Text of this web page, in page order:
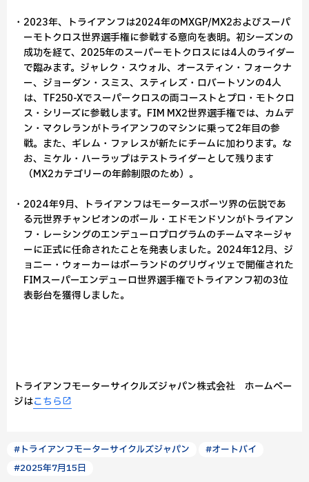
・2023年、トライアンフは2024年のMXGP/MX2およびスーパ
ーモトクロス世界選手権に参戦する意向を表明。初シーズンの
成功を経て、2025年のスーパーモトクロスには4人のライダー
で臨みます。ジャレク・スウォル、オースティン・フォークナ
ー、ジョーダン・スミス、スティレズ・ロバートソンの4人
は、TF250-Xでスーパークロスの両コーストとプロ・モトクロ
ス・シリーズに参戦します。FIM MX2世界選手権では、カムデ
ン・マクレランがトライアンフのマシンに乗って2年目の参
戦。また、ギレム・ファレスが新たにチームに加わります。な
お、ミケル・ハーラップはテストライダーとして残ります
（MX2カテゴリーの年齢制限のため）。
・2024年9月、トライアンフはモータースポーツ界の伝説であ
る元世界チャンピオンのポール・エドモンドソンがトライアン
フ・レーシングのエンデューロプログラムのチームマネージャ
ーに正式に任命されたことを発表しました。2024年12月、ジ
ョニー・ウォーカーはポーランドのグリヴィツェで開催された
FIMスーパーエンデューロ世界選手権でトライアンフ初の3位
表彰台を獲得しました。
トライアンフモーターサイクルズジャパン株式会社 ホームペー
ジはこちら
#トライアンフモーターサイクルズジャパン
#オートバイ
#2025年7月15日